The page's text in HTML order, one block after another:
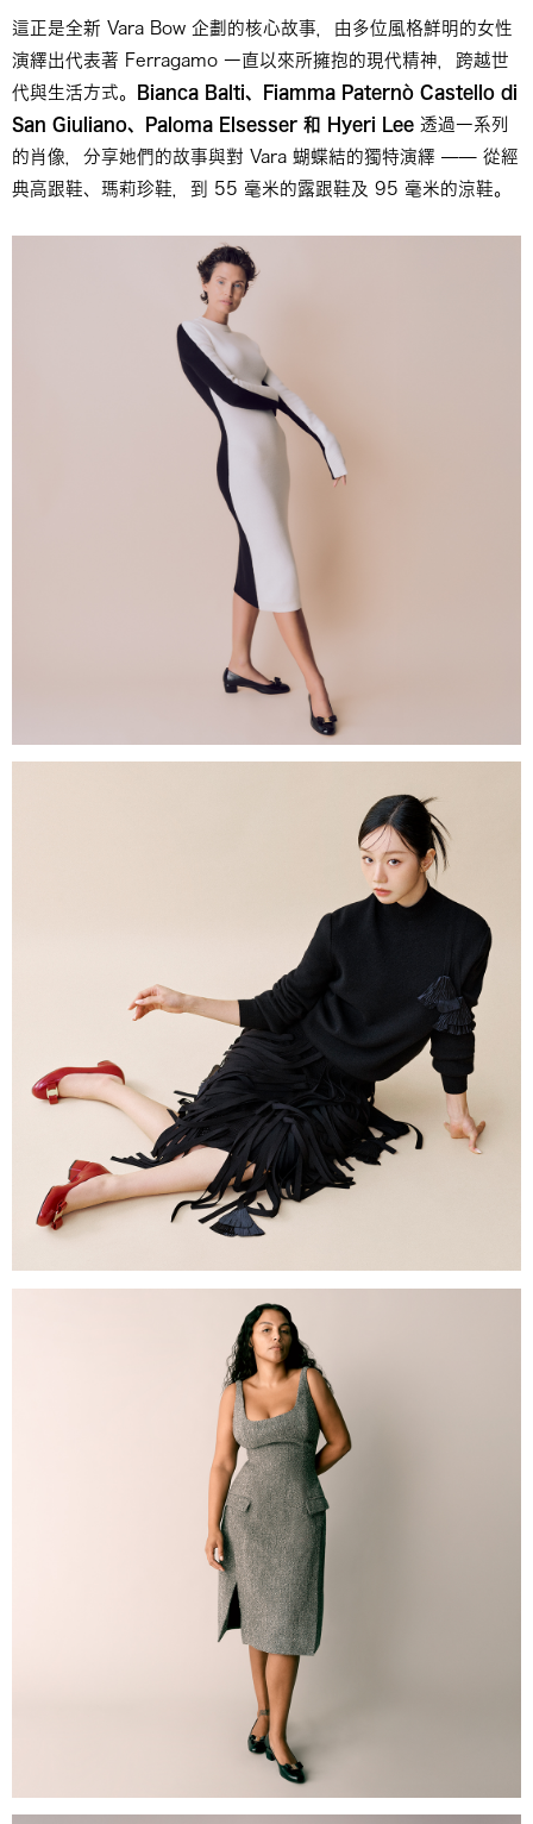
這正是全新 Vara Bow 企劃的核心故事，由多位風格鮮明的女性
演繹出代表著 Ferragamo 一直以來所擁抱的現代精神，跨越世
代與生活方式。
Bianca Balti、
Fiamma Paternò Castello di
San Giuliano、 Paloma Elsesser 和 Hyeri Lee 透過一系列
的肖像，分享她們的故事與對 Vara 蝴蝶結的獨特演繹 —— 從經
典高跟鞋、瑪莉珍鞋，到 55 毫米的露跟鞋及 95 毫米的涼鞋。